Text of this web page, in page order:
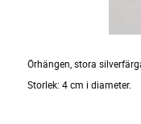
Örhängen, stora
Storlek: 4 cm i diameter.